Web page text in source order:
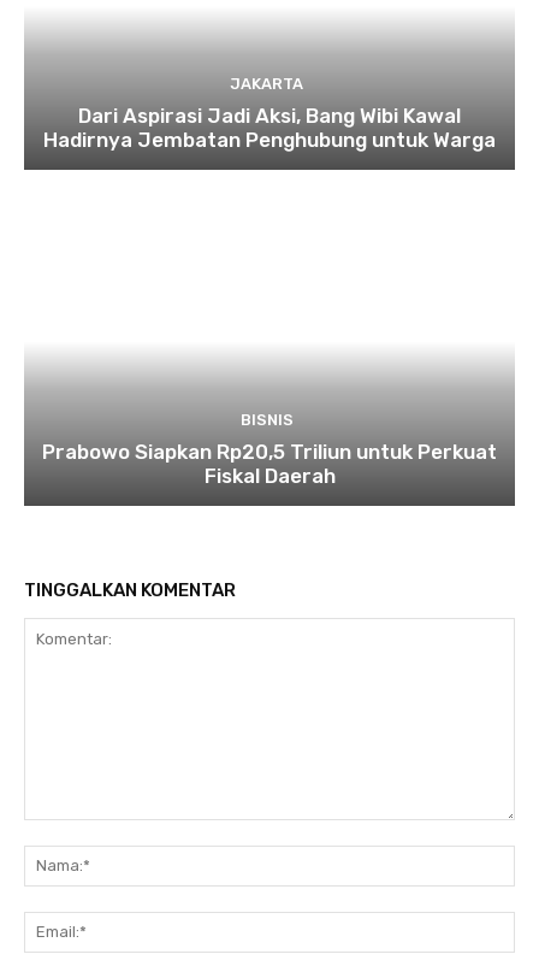
JAKARTA
Dari Aspirasi Jadi Aksi, Bang Wibi Kawal
Hadirnya Jembatan Penghubung untuk Warga
BISNIS
Prabowo Siapkan Rp20,5 Triliun untuk Perkuat
Fiskal Daerah
TINGGALKAN KOMENTAR